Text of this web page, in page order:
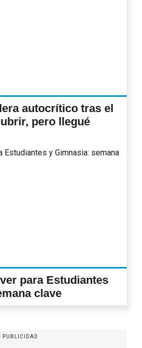
autocrítico tras el
pero llegué
para Estudiantes
clave
PUBLICIDAD